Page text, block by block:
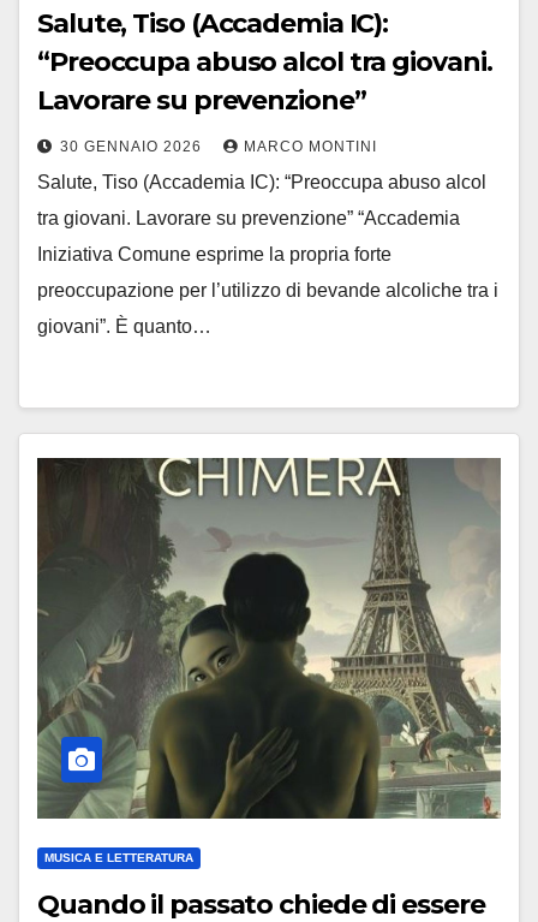
Salute, Tiso (Accademia IC):
“Preoccupa abuso alcol tra giovani.
Lavorare su prevenzione”
30 GENNAIO 2026 MARCO MONTINI
Salute, Tiso (Accademia IC): “Preoccupa abuso alcol
tra giovani. Lavorare su prevenzione” “Accademia
Iniziativa Comune esprime la propria forte
preoccupazione per l’utilizzo di bevande alcoliche tra i
giovani”. È quanto…
MUSICA E LETTERATURA
Quando il passato chiede di essere